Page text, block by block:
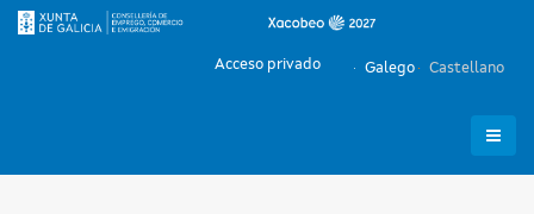
Galego Castellano
Acceso privado